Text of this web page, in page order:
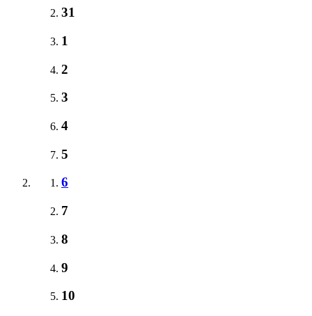
31
1
2
3
4
5
6
7
8
9
10